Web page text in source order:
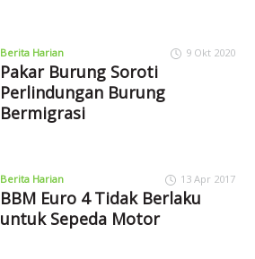
Berita Harian 9 Okt 2020
Pakar Burung Soroti
Perlindungan Burung
Bermigrasi
Berita Harian 13 Apr 2017
BBM Euro 4 Tidak Berlaku
untuk Sepeda Motor